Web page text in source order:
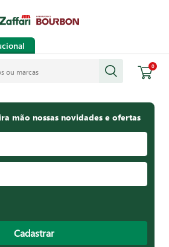
0
mão nossas novidades e ofertas
Cadastrar